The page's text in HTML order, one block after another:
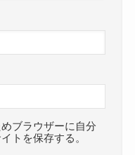
ブラウザーに自分
トを保存する。